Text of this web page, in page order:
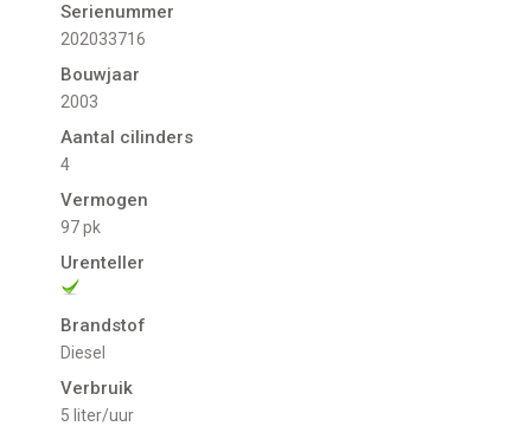
Serienummer
202033716
Bouwjaar
2003
Aantal cilinders
4
Vermogen
97 pk
Urenteller
Brandstof
Diesel
Verbruik
5 liter/uur